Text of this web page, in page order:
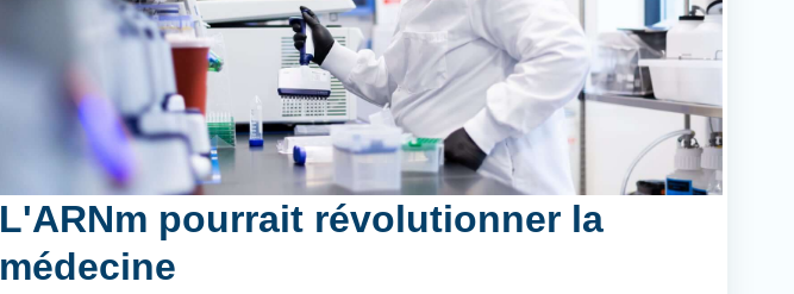
L'ARNm pourrait révolutionner la
médecine